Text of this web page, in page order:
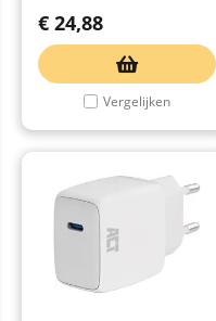
€ 24,88
Vergelijken